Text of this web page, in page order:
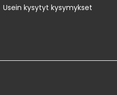
Usein kysytyt kysymykset